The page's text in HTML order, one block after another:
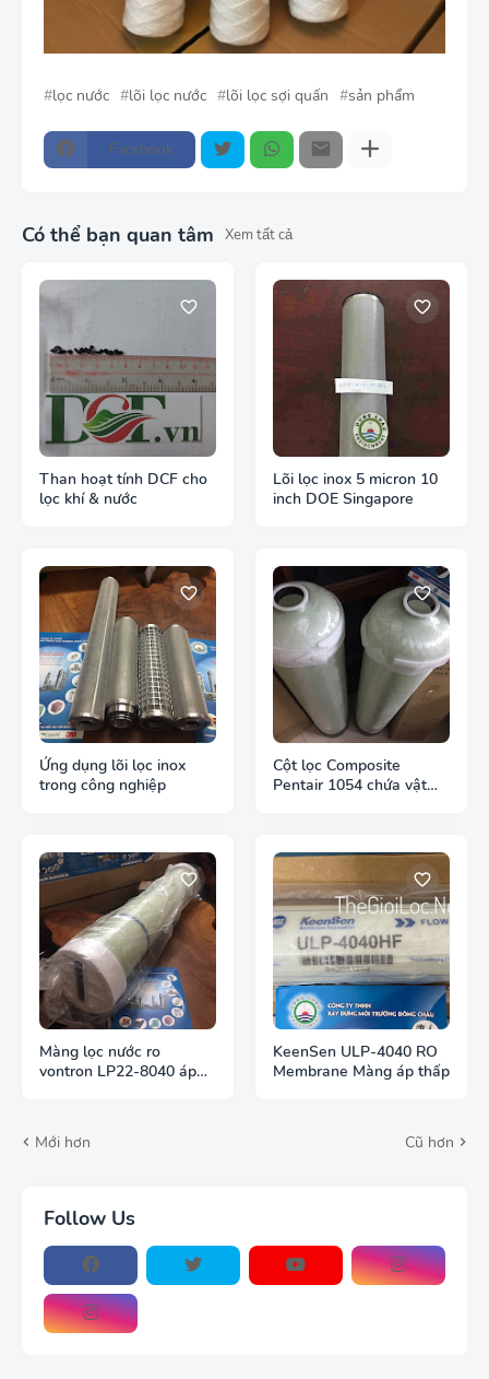
lọc nước lõi lọc nước lõi lọc sợi quấn sản phẩm
Facebook
Có thể bạn quan tâm Xem tất cả
Than hoạt tính DCF cho
lọc khí & nước
Lõi lọc inox 5 micron 10
inch DOE Singapore
Ứng dụng lõi lọc inox
trong công nghiệp
Cột lọc Composite
Pentair 1054 chứa vật
Màng lọc nước ro
vontron LP22-8040 áp
KeenSen ULP-4040 RO
Membrane Màng áp thấp
Mới hơn Cũ hơn
Follow Us